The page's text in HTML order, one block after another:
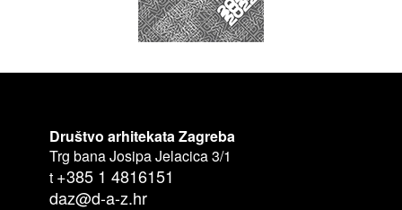
Društvo arhitekata Zagreba
Trg bana Josipa Jelacica 3/1
t +385 1 4816151
daz@d-a-z.hr